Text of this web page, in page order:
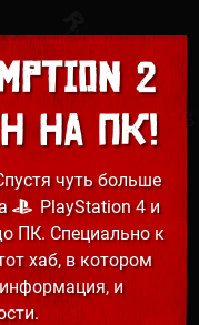
2
на ПК!
чуть больше
PlayStation 4 и
ПК. Специально к
хаб, в котором
и